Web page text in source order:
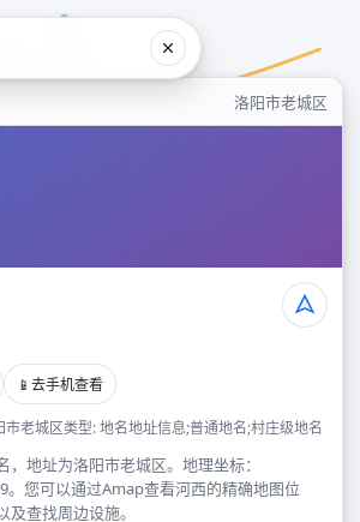
洛阳市老城区
📱 去手机查看
市老城区类型: 地名地址信息;普通地名;村庄级地名
地址为洛阳市老城区。地理坐标：
。您可以通过Amap查看河西的精确地图位
查找周边设施。